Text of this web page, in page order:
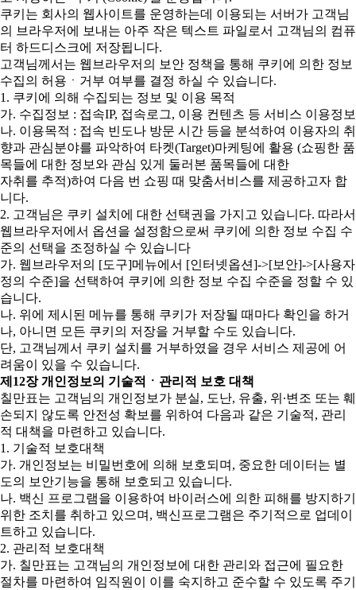
쿠키는 회사의 웹사이트를 운영하는데 이용되는 서버가 고객님
의 브라우저에 보내는 아주 작은 텍스트 파일로서 고객님의 컴퓨
터 하드디스크에 저장됩니다.
고객님께서는 웹브라우저의 보안 정책을 통해 쿠키에 의한 정보
수집의 허용ㆍ거부 여부를 결정 하실 수 있습니다.
1. 쿠키에 의해 수집되는 정보 및 이용 목적
가. 수집정보 : 접속IP, 접속로그, 이용 컨텐츠 등 서비스 이용정보
나. 이용목적 : 접속 빈도나 방문 시간 등을 분석하여 이용자의 취
향과 관심분야를 파악하여 타켓(Target)마케팅에 활용 (쇼핑한 품
목들에 대한 정보와 관심 있게 둘러본 품목들에 대한
자취를 추적)하여 다음 번 쇼핑 때 맞춤서비스를 제공하고자 합
니다.
2. 고객님은 쿠키 설치에 대한 선택권을 가지고 있습니다. 따라서
웹브라우저에서 옵션을 설정함으로써 쿠키에 의한 정보 수집 수
준의 선택을 조정하실 수 있습니다
가. 웹브라우저의 [도구]메뉴에서 [인터넷옵션]->[보안]->[사용자
정의 수준]을 선택하여 쿠키에 의한 정보 수집 수준을 정할 수 있
습니다.
나. 위에 제시된 메뉴를 통해 쿠키가 저장될 때마다 확인을 하거
나, 아니면 모든 쿠키의 저장을 거부할 수도 있습니다.
단, 고객님께서 쿠키 설치를 거부하였을 경우 서비스 제공에 어
려움이 있을 수 있습니다.
제12장 개인정보의 기술적ㆍ관리적 보호 대책
칠만표는 고객님의 개인정보가 분실, 도난, 유출, 위∙변조 또는 훼
손되지 않도록 안전성 확보를 위하여 다음과 같은 기술적, 관리
적 대책을 마련하고 있습니다.
1. 기술적 보호대책
가. 개인정보는 비밀번호에 의해 보호되며, 중요한 데이터는 별
도의 보안기능을 통해 보호되고 있습니다.
나. 백신 프로그램을 이용하여 바이러스에 의한 피해를 방지하기
위한 조치를 취하고 있으며, 백신프로그램은 주기적으로 업데이
트하고 있습니다.
2. 관리적 보호대책
가. 칠만표는 고객님의 개인정보에 대한 관리와 접근에 필요한
절차를 마련하여 임직원이 이를 숙지하고 준수할 수 있도록 주기